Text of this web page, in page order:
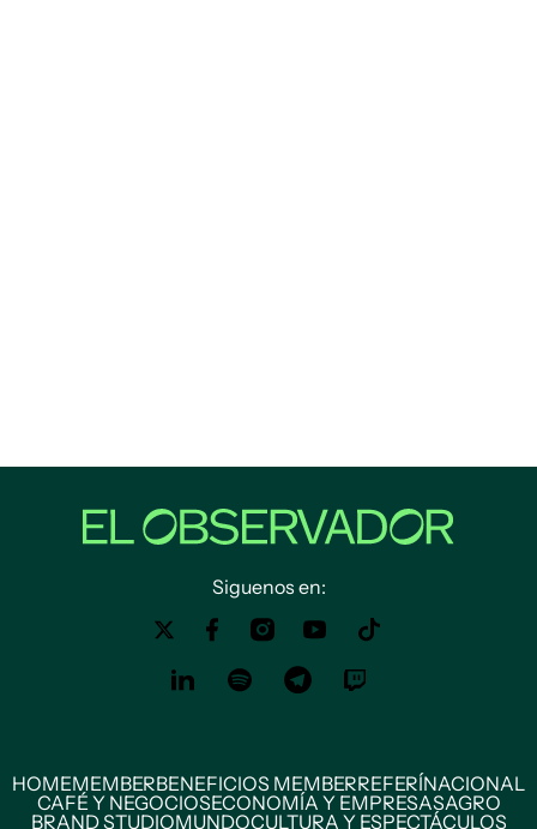
Siguenos en:
HOMEMEMBERBENEFICIOS MEMBERREFERÍNACIONAL
CAFÉ Y NEGOCIOSECONOMÍA Y EMPRESASAGRO
BRAND STUDIOMUNDOCULTURA Y ESPECTÁCULOS